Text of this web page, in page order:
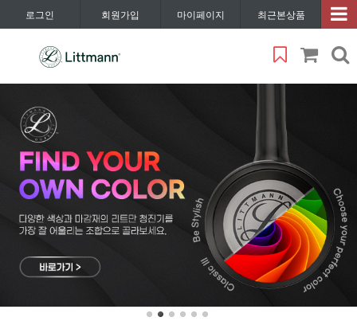
로그인 회원가입 마이페이지 최근본상품